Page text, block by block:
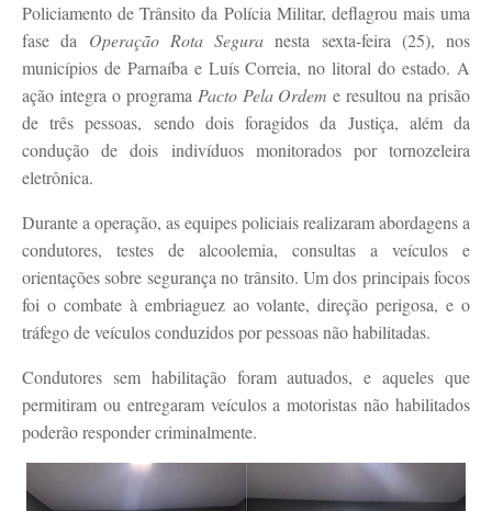
Policiamento de Trânsito da Polícia Militar, deflagrou mais uma
fase da Operação Rota Segura nesta sexta-feira (25), nos
municípios de Parnaíba e Luís Correia, no litoral do estado. A
ação integra o programa Pacto Pela Ordem e resultou na prisão
de três pessoas, sendo dois foragidos da Justiça, além da
condução de dois indivíduos monitorados por tornozeleira
eletrônica.
Durante a operação, as equipes policiais realizaram abordagens a
condutores, testes de alcoolemia, consultas a veículos e
orientações sobre segurança no trânsito. Um dos principais focos
foi o combate à embriaguez ao volante, direção perigosa, e o
tráfego de veículos conduzidos por pessoas não habilitadas.
Condutores sem habilitação foram autuados, e aqueles que
permitiram ou entregaram veículos a motoristas não habilitados
poderão responder criminalmente.